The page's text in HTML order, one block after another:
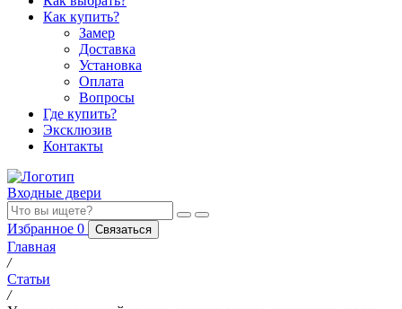
Как купить?
Замер
Доставка
Установка
Оплата
Вопросы
Где купить?
Эксклюзив
Контакты
Входные двери
Избранное 0 Связаться
Главная
/
Статьи
/